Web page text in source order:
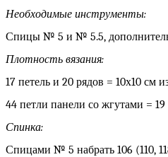
Необходимые инструменты:
Спицы № 5 и № 5.5,
Плотность вязания:
17 петель и 20 рядов = 10х10
44 петли панели со жгутами =
Спинка:
Спицами № 5 набрать 106 (110,